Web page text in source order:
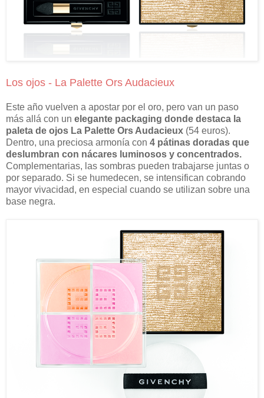
Los ojos - La Palette Ors Audacieux
Este año vuelven a apostar por el oro, pero van un paso
más allá con un elegante packaging donde destaca la
paleta de ojos La Palette Ors Audacieux (54 euros).
Dentro, una preciosa armonía con 4 pátinas doradas que
deslumbran con nácares luminosos y concentrados.
Complementarias, las sombras pueden trabajarse juntas o
por separado. Si se humedecen, se intensifican cobrando
mayor vivacidad, en especial cuando se utilizan sobre una
base negra.